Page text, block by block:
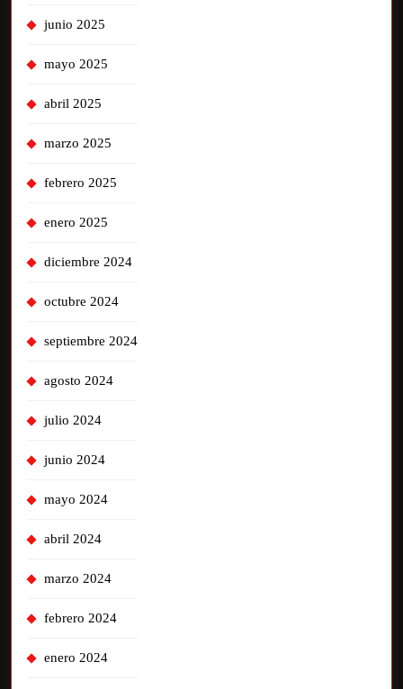
junio 2025
mayo 2025
abril 2025
marzo 2025
febrero 2025
enero 2025
diciembre 2024
octubre 2024
septiembre 2024
agosto 2024
julio 2024
junio 2024
mayo 2024
abril 2024
marzo 2024
febrero 2024
enero 2024